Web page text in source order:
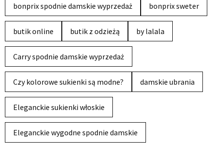
bonprix spodnie damskie wyprzedaż bonprix sweter
butik online butik z odzieżą by lalala
Carry spodnie damskie wyprzedaż
Czy kolorowe sukienki są modne? damskie ubrania
Eleganckie sukienki włoskie
Eleganckie wygodne spodnie damskie